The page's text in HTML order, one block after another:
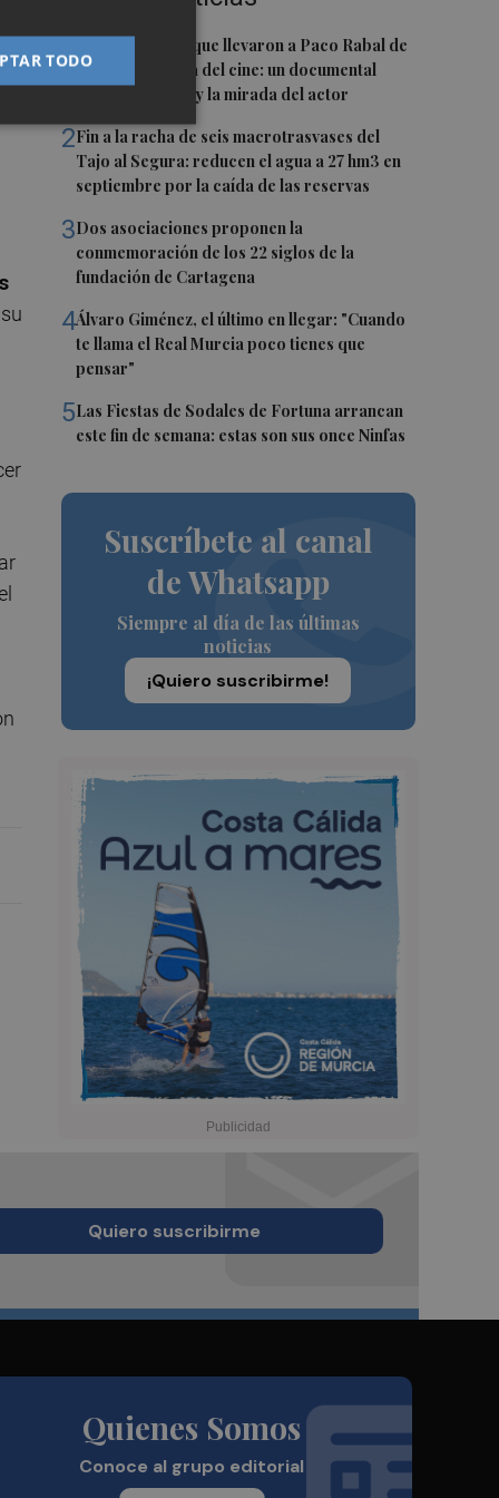
1 Las '200 vidas' que llevaron a Paco Rabal de
Águilas a la cima del cine: un documental
recupera la voz y la mirada del actor
2Fin a la racha de seis macrotrasvases del
Tajo al Segura: reducen el agua a 27 hm3 en
septiembre por la caída de las reservas
3Dos asociaciones proponen la
conmemoración de los 22 siglos de la
fundación de Cartagena
4Álvaro Giménez, el último en llegar: "Cuando
te llama el Real Murcia poco tienes que
pensar"
5Las Fiestas de Sodales de Fortuna arrancan
este fin de semana: estas son sus once Ninfas
Suscríbete al canal
de Whatsapp
Siempre al día de las últimas
noticias
¡Quiero suscribirme!
Quiero suscribirme
Quienes Somos
Conoce al grupo editorial
TODO